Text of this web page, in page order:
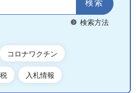
検索方法
コロナワクチン
入札情報